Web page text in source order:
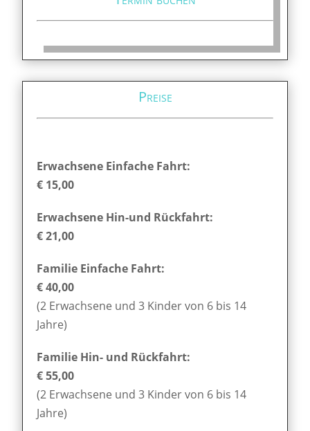
Preise
Erwachsene Einfache Fahrt:
€ 15,00
Erwachsene Hin-und Rückfahrt:
€ 21,00
Familie Einfache Fahrt:
€ 40,00
(2 Erwachsene und 3 Kinder von 6 bis 14
Jahre)
Familie Hin- und Rückfahrt:
€ 55,00
(2 Erwachsene und 3 Kinder von 6 bis 14
Jahre)